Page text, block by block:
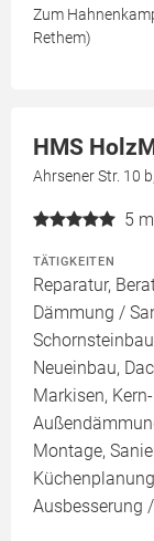
Zum
Rethem)
HMS
Ahrsener Str. 10
5
TÄTIGKEITEN
Reparatur,
Dämmung /
Neueinbau,
Markisen,
Montage,
Ausbesserung